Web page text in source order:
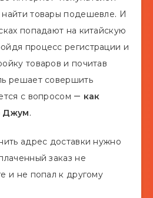
товары подешевле. И
попадают на китайскую
процесс регистрации и
товаров и почитав
решает совершить
с вопросом — как
Джум.
адрес доставки нужно
заказ не
и не попал к другому